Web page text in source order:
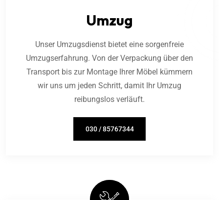
Umzug
Unser Umzugsdienst bietet eine sorgenfreie
Umzugserfahrung. Von der Verpackung über den
Transport bis zur Montage Ihrer Möbel kümmern
wir uns um jeden Schritt, damit Ihr Umzug
reibungslos verläuft.
030 / 85767344